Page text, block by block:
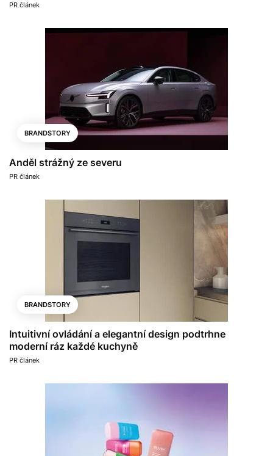
PR článek
BRANDSTORY
Anděl strážný ze severu
PR článek
BRANDSTORY
Intuitivní ovládání a elegantní design podtrhne
moderní ráz každé kuchyně
PR článek